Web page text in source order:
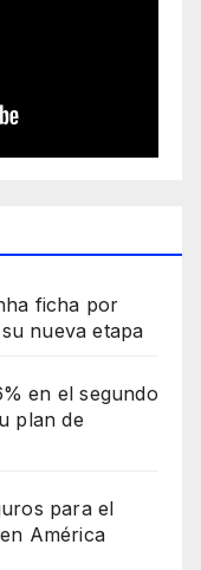
ficha por
nueva etapa
en el segundo
plan de
para el
América